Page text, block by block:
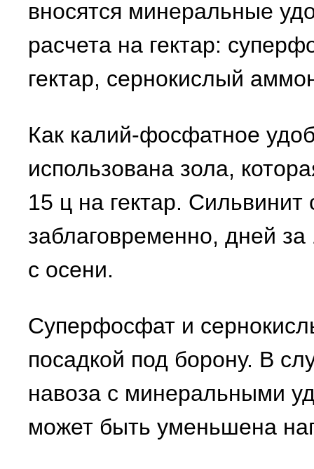
вносятся минеральные
расчета на гектар:
гектар, сернокислый
Как калий-фосфатное
использована зола,
15 ц на гектар. Сильвинит
заблаговременно, дней
с осени.
Суперфосфат и
посадкой под борону. В
навоза с минеральными
может быть уменьшена